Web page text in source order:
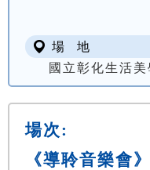
場 地
國立彰化生活
場次:
《導聆音樂會